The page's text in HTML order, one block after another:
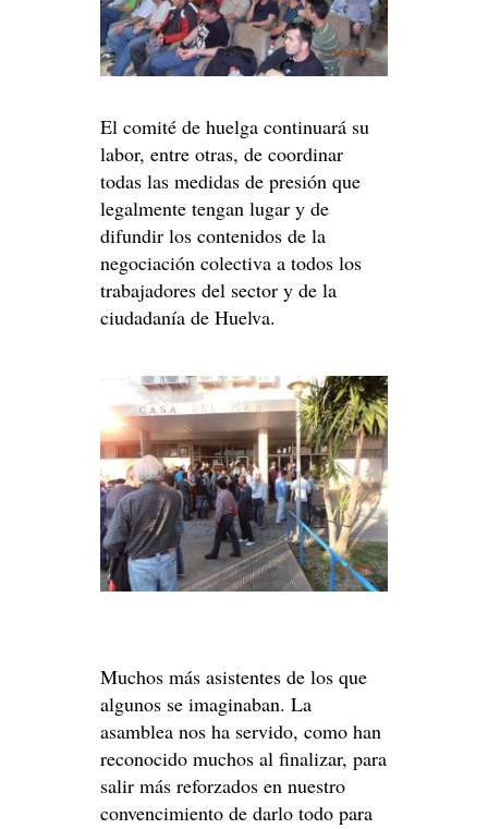
El comité de huelga continuará su
labor, entre otras, de coordinar
todas las medidas de presión que
legalmente tengan lugar y de
difundir los contenidos de la
negociación colectiva a todos los
trabajadores del sector y de la
ciudadanía de Huelva.
Muchos más asistentes de los que
algunos se imaginaban. La
asamblea nos ha servido, como han
reconocido muchos al finalizar, para
salir más reforzados en nuestro
convencimiento de darlo todo para